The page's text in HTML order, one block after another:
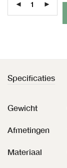
Specificaties
Gewicht
Afmetingen
Materiaal